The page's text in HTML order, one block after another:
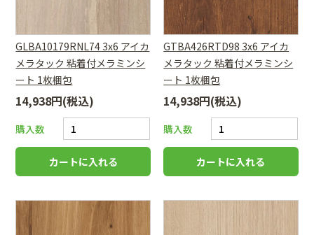
GLBA10179RNL74 3x6 アイカ
メラタック 粘着付メラミンシ
ート 1枚梱包
14,938円(税込)
購入数
GTBA426RTD98 3x6 アイカ
メラタック 粘着付メラミンシ
ート 1枚梱包
14,938円(税込)
購入数